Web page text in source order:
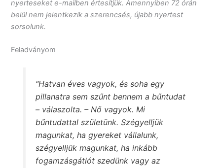
nyerteseket e-mailben értesítjük. Amennyiben 72 órán
belül nem jelentkezik a szerencsés, újabb nyertest
sorsolunk.
Feladványom
“Hatvan éves vagyok, és soha egy
pillanatra sem szűnt bennem a bűntudat
– válaszolta. – Nő vagyok. Mi
bűntudattal születünk. Szégyelljük
magunkat, ha gyereket vállalunk,
szégyelljük magunkat, ha inkább
fogamzásgátlót szedünk vagy az